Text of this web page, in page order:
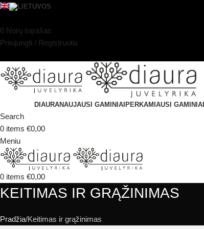
0 Norų sąrašas
Prisijungti / Registruotis
DIAURANAUJAUSI GAMINIAI PERKAMIAUSI GAMINIAI
Search
0 items €0,00
Meniu
0 items €0,00
KEITIMAS IR GRĄŽINIMAS
Pradžia Keitimas ir grąžinimas